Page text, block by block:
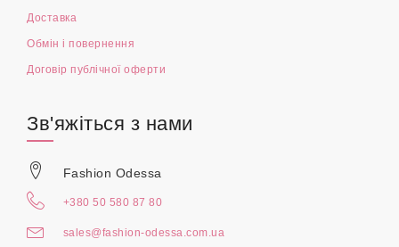
Доставка
Обмін і повернення
Договір публічної оферти
Зв'яжіться з нами
Fashion Odessa
+380 50 580 87 80
sales@fashion-odessa.com.ua